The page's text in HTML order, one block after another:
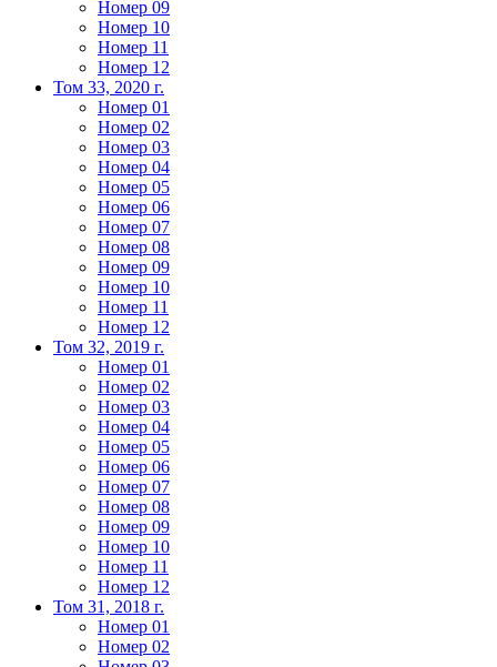
Номер 09
Номер 10
Номер 11
Номер 12
Том 33, 2020 г.
Номер 01
Номер 02
Номер 03
Номер 04
Номер 05
Номер 06
Номер 07
Номер 08
Номер 09
Номер 10
Номер 11
Номер 12
Том 32, 2019 г.
Номер 01
Номер 02
Номер 03
Номер 04
Номер 05
Номер 06
Номер 07
Номер 08
Номер 09
Номер 10
Номер 11
Номер 12
Том 31, 2018 г.
Номер 01
Номер 02